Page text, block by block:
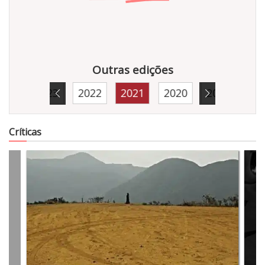
Outras edições
2023 2022 2021 2020 2019
Críticas